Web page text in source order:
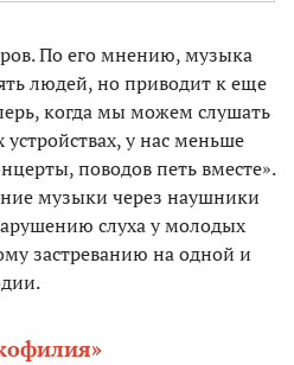
По его мнению, музыка
людей, но приводит к еще
когда мы можем слушать
у нас меньше
поводов петь вместе».
музыки через наушники
слуха у молодых
застреванию на одной и